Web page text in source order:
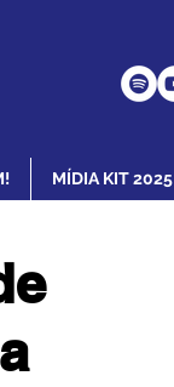
MÍDIA KIT 2025